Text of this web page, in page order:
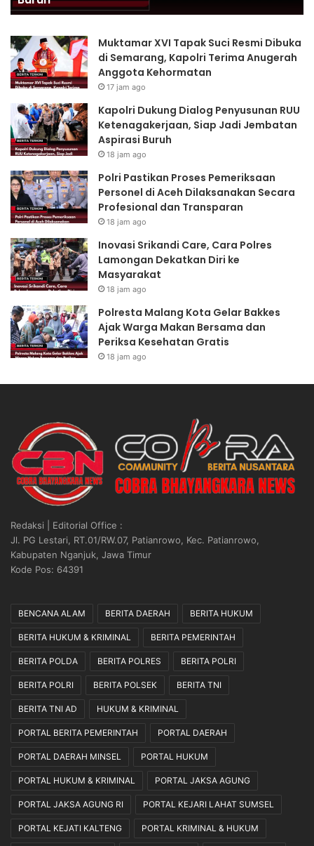
dan
Muktamar XVI Tapak Suci Resmi Dibuka
di Semarang, Kapolri Terima Anugerah
Anggota Kehormatan
17 jam ago
Kapolri Dukung Dialog Penyusunan RUU
Ketenagakerjaan, Siap Jadi Jembatan
Aspirasi Buruh
18 jam ago
Polri Pastikan Proses Pemeriksaan
Personel di Aceh Dilaksanakan Secara
Profesional dan Transparan
18 jam ago
Inovasi Srikandi Care, Cara Polres
Lamongan Dekatkan Diri ke
Masyarakat
18 jam ago
Polresta Malang Kota Gelar Bakkes
Ajak Warga Makan Bersama dan
Periksa Kesehatan Gratis
18 jam ago
Redaksi | Editorial Office :
Jl. PG Lestari, RT.01/RW.07, Patianrowo, Kec. Patianrowo,
Kabupaten Nganjuk, Jawa Timur
Kode Pos: 64391
BENCANA ALAM BERITA DAERAH BERITA HUKUM
BERITA HUKUM & KRIMINAL BERITA PEMERINTAH
BERITA POLDA BERITA POLRES BERITA POLRI
BERITA POLRI BERITA POLSEK BERITA TNI
BERITA TNI AD HUKUM & KRIMINAL
PORTAL BERITA PEMERINTAH PORTAL DAERAH
PORTAL DAERAH MINSEL PORTAL HUKUM
PORTAL HUKUM & KRIMINAL PORTAL JAKSA AGUNG
PORTAL JAKSA AGUNG RI PORTAL KEJARI LAHAT SUMSEL
PORTAL KEJATI KALTENG PORTAL KRIMINAL & HUKUM